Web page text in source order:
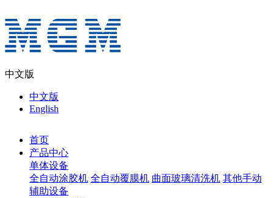
中文版
中文版
English
首页
产品中心
单体设备
全自动涂胶机 全自动覆膜机 曲面玻璃清洗机 其他手动
辅助设备